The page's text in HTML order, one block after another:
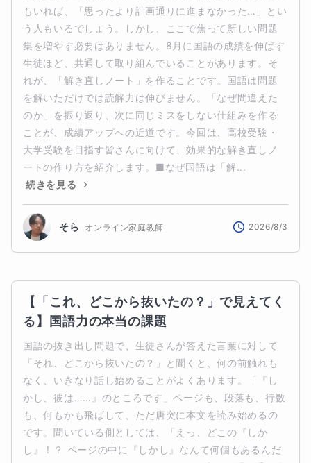
もいれば、「思ったより計画通りに進まなかった…」とい
う人もいるでしょう。しかし、ここで焦って新しい問題
集を増やす必要はありません。8月に国語の成績を伸ばす
生徒ほど、共通して取り組んでいることがあります。そ
れが、「解き直しノート」を作ることです。国語は問題
を解いただけでは読解力は伸びません。「なぜ間違えた
のか」を振り返り、次に同じミスをしない仕組みを作る
ことが、成績アップへの近道です。今回は、高校受験・
大学受験を目指す皆さんに向けて、効果的な解き直しノ
ートの作り方を紹介します。■なぜ国語は「解...
続きを見る
そら オンライン家庭教師 2026/8/3
【「これ、どこから抜いたの？」で見えてく
る】国語力の本当の課題
国語の抜き出し問題で、生徒さんが答えた言葉に対して
「それ、どこから抜いたの？」と聞くと、何の前触れも
なく、いきなり話し始めることがよくあります。「『し
かし、彼は……』のところです」ページも、段落も、行数
も、何もかも飛ばして、ただ唐突に本文を読み始めるの
です。聞いている側としては、「えっ、どこの『しか
し』！？ ページの中に『しかし』なんて何個もあるんだ